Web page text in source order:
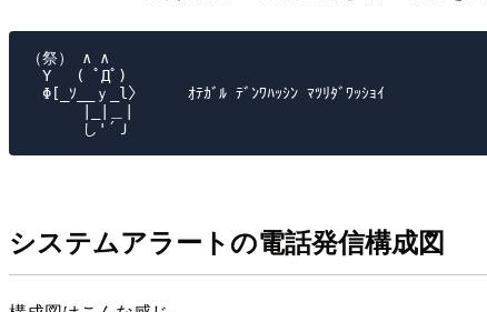
（祭） ∧ ∧
Y　 ( ﾟДﾟ)
Φ[_ｿ__ｙ_l〉     ｵﾃｶﾞﾙ ﾃﾞﾝﾜﾊｯｼﾝ ﾏﾂﾘﾀﾞﾜｯｼｮｲ
システムアラートの電話発信構成図